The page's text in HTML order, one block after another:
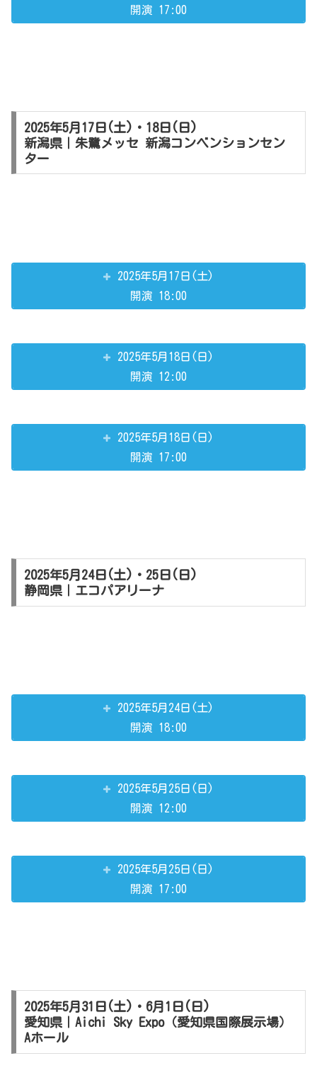
開演 17:00
2025年5月17日(土)・18日(日)
新潟県｜朱鷺メッセ 新潟コンベンションセン
ター
2025年5月17日(土)
開演 18:00
2025年5月18日(日)
開演 12:00
2025年5月18日(日)
開演 17:00
2025年5月24日(土)・25日(日)
静岡県｜エコパアリーナ
2025年5月24日(土)
開演 18:00
2025年5月25日(日)
開演 12:00
2025年5月25日(日)
開演 17:00
2025年5月31日(土)・6月1日(日)
愛知県｜Aichi Sky Expo（愛知県国際展示場）
Aホール